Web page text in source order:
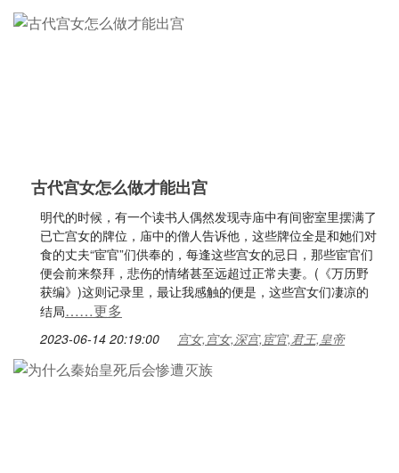
古代宫女怎么做才能出宫
明代的时候，有一个读书人偶然发现寺庙中有间密室里摆满了
已亡宫女的牌位，庙中的僧人告诉他，这些牌位全是和她们对
食的丈夫“宦官”们供奉的，每逢这些宫女的忌日，那些宦官们
便会前来祭拜，悲伤的情绪甚至远超过正常夫妻。(《万历野
获编》)这则记录里，最让我感触的便是，这些宫女们凄凉的
结局……更多
2023-06-14 20:19:00 宫女,宫女,深宫,宦官,君王,皇帝